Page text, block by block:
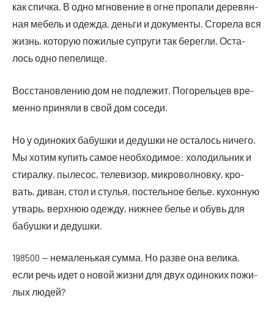
как спич­ка. В одно мгно­ве­ние в огне про­па­ли дере­вян­
ная мебель и одеж­да, день­ги и доку­мен­ты. Сго­ре­ла вся
жизнь, кото­рую пожи­лые супру­ги так берег­ли. Оста­
лось одно пепелище.
Вос­ста­нов­ле­нию дом не под­ле­жит. Пого­рель­цев вре­
мен­но при­ня­ли в свой дом соседи.
Но у оди­но­ких бабуш­ки и дедуш­ки не оста­лось ниче­го.
Мы хотим купить самое необ­хо­ди­мое: холо­диль­ник и
сти­рал­ку, пыле­сос, теле­ви­зор, мик­ро­вол­нов­ку, кро­
вать, диван, стол и сту­лья, постель­ное белье, кухон­ную
утварь, верх­нюю одеж­ду, ниж­нее белье и обувь для
бабуш­ки и дедушки.
198500 — нема­лень­кая сум­ма. Но раз­ве она вели­ка,
если речь идет о новой жиз­ни для двух оди­но­ких пожи­
лых людей?